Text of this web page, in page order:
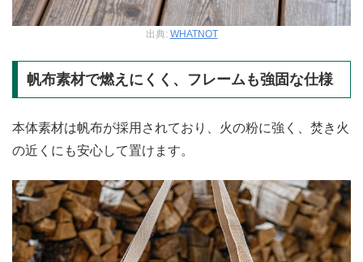
出典: WHATNOT
帆布素材で燃えにくく、フレームも強固な仕様
本体素材は帆布が採用されており、火の粉に強く、焚き火
の近くにも安心して置けます。